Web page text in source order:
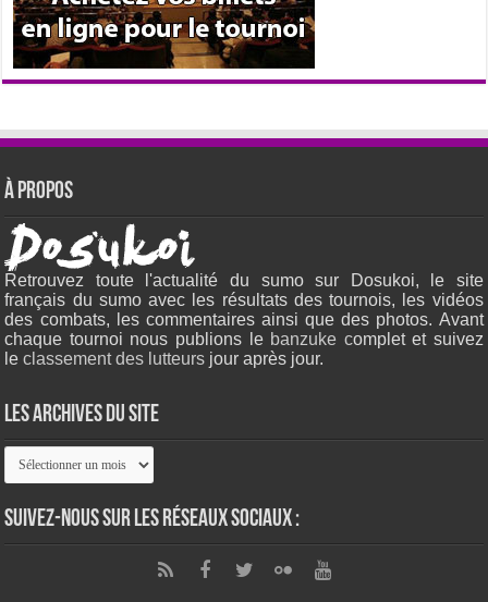
À propos
Retrouvez toute l'actualité du sumo sur Dosukoi, le site
français du sumo avec les résultats des tournois, les vidéos
des combats, les commentaires ainsi que des photos. Avant
chaque tournoi nous publions le banzuke complet et suivez
leclassement des lutteurs jour après jour.
Les archives du site
Les
archives
site
Suivez-nous sur les réseaux sociaux :